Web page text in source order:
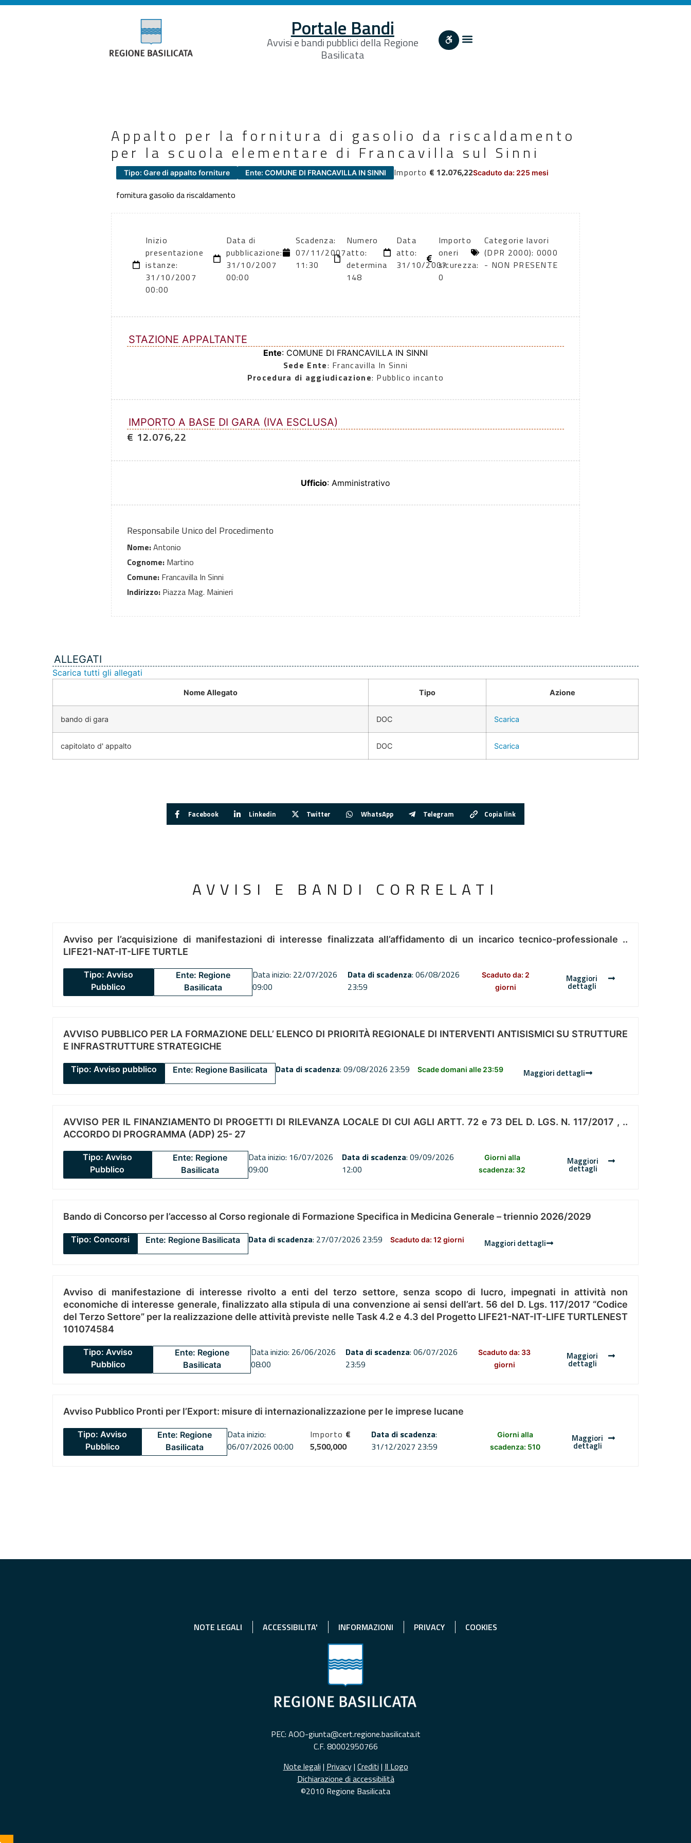
Portale Bandi
Avvisi e bandi pubblici della Regione
Basilicata
Appalto per la fornitura di gasolio da riscaldamento
per la scuola elementare di Francavilla sul Sinni
Tipo: Gare di appalto forniture Ente: COMUNE DI FRANCAVILLA IN SINNI Importo € 12.076,22Scaduto da: 225 mesi
fornitura gasolio da riscaldamento
Inizio
presentazione
istanze:
31/10/2007
00:00
Data di
pubblicazione:
31/10/2007
00:00
Scadenza:
07/11/2007
11:30
Numero
atto:
determina
148
Data
atto:
31/10/2007
Importo
oneri
sicurezza:
0
Categorie lavori
(DPR 2000): 0000
- NON PRESENTE
STAZIONE APPALTANTE
Ente: COMUNE DI FRANCAVILLA IN SINNI
Sede Ente: Francavilla In Sinni
Procedura di aggiudicazione: Pubblico incanto
IMPORTO A BASE DI GARA (IVA ESCLUSA)
€ 12.076,22
Ufficio: Amministrativo
Responsabile Unico del Procedimento
Nome:Antonio
Cognome: Martino
Comune: Francavilla In Sinni
Indirizzo: Piazza Mag. Mainieri
ALLEGATI
Scarica tutti gli allegati
Nome Allegato Tipo Azione
bando di gara DOC Scarica
capitolato d' appalto DOC Scarica
Facebook Linkedin Twitter WhatsApp Telegram Copia link
AVVISI E BANDI CORRELATI
Avviso per l’acquisizione di manifestazioni di interesse finalizzata all’affidamento di un incarico tecnico-professionale ..
LIFE21-NAT-IT-LIFE TURTLE
Tipo: Avviso
Pubblico
Ente: Regione
Basilicata
Data inizio: 22/07/2026
09:00
Data di scadenza: 06/08/2026
23:59
Scaduto da: 2
giorni
Maggiori
dettagli
AVVISO PUBBLICO PER LA FORMAZIONE DELL’ ELENCO DI PRIORITÀ REGIONALE DI INTERVENTI ANTISISMICI SU STRUTTURE
E INFRASTRUTTURE STRATEGICHE
Tipo: Avviso pubblico Ente: Regione Basilicata Data di scadenza: 09/08/2026 23:59 Scade domani alle 23:59 Maggiori dettagli
AVVISO PER IL FINANZIAMENTO DI PROGETTI DI RILEVANZA LOCALE DI CUI AGLI ARTT. 72 e 73 DEL D. LGS. N. 117/2017 , ..
ACCORDO DI PROGRAMMA (ADP) 25- 27
Tipo: Avviso
Pubblico
Ente: Regione
Basilicata
Data inizio: 16/07/2026
09:00
Data di scadenza: 09/09/2026
12:00
Giorni alla
scadenza: 32
Maggiori
dettagli
Bando di Concorso per l’accesso al Corso regionale di Formazione Specifica in Medicina Generale – triennio 2026/2029
Tipo: Concorsi Ente: Regione Basilicata Data di scadenza: 27/07/2026 23:59 Scaduto da: 12 giorni Maggiori dettagli
Avviso di manifestazione di interesse rivolto a enti del terzo settore, senza scopo di lucro, impegnati in attività non
economiche di interesse generale, finalizzato alla stipula di una convenzione ai sensi dell’art. 56 del D. Lgs. 117/2017 “Codice
del Terzo Settore” per la realizzazione delle attività previste nelle Task 4.2 e 4.3 del Progetto LIFE21-NAT-IT-LIFE TURTLENEST
101074584
Tipo: Avviso
Pubblico
Ente: Regione
Basilicata
Data inizio: 26/06/2026
08:00
Data di scadenza: 06/07/2026
23:59
Scaduto da: 33
giorni
Maggiori
dettagli
Avviso Pubblico Pronti per l’Export: misure di internazionalizzazione per le imprese lucane
Tipo: Avviso
Pubblico
Ente: Regione
Basilicata
Data inizio:
06/07/2026 00:00
Importo €
5,500,000
Data di scadenza:
31/12/2027 23:59
Giorni alla
scadenza: 510
Maggiori
dettagli
NOTE LEGALI ACCESSIBILITA' INFORMAZIONI PRIVACY COOKIES
PEC: AOO-giunta@cert.regione.basilicata.it
C.F. 80002950766
Note legali | Privacy| Crediti | Il Logo
Dichiarazione di accessibilità
©2010 Regione Basilicata